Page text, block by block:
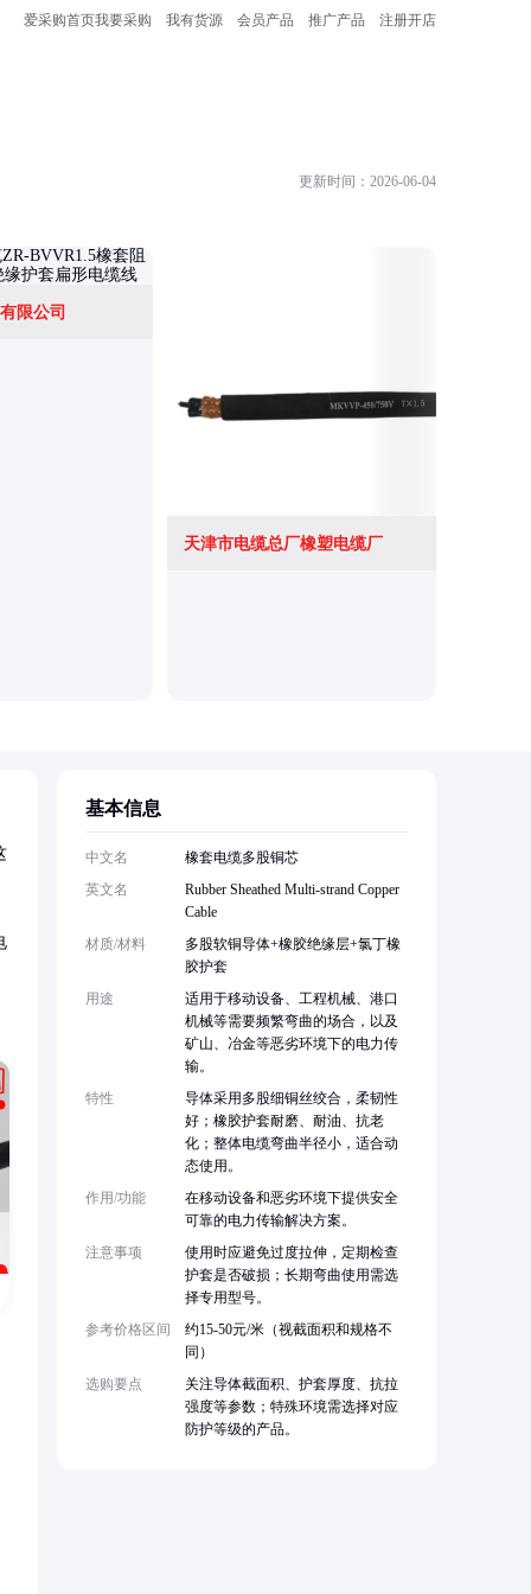
爱采购首页我要采购 我有货源 会员产品 推广产品 注册开店
更新时间：2026-06-04
限公司
天津市电缆总厂橡塑电缆厂
基本信息
中文名
橡套电缆多股铜芯
英文名
Rubber Sheathed Multi-strand Copper
Cable
材质/材料
多股软铜导体+橡胶绝缘层+氯丁橡
胶护套
用途
适用于移动设备、工程机械、港口
机械等需要频繁弯曲的场合，以及
矿山、冶金等恶劣环境下的电力传
输。
特性
导体采用多股细铜丝绞合，柔韧性
好；橡胶护套耐磨、耐油、抗老
化；整体电缆弯曲半径小，适合动
态使用。
作用/功能
在移动设备和恶劣环境下提供安全
可靠的电力传输解决方案。
注意事项
使用时应避免过度拉伸，定期检查
护套是否破损；长期弯曲使用需选
择专用型号。
参考价格区间
约15-50元/米（视截面积和规格不
同）
选购要点
关注导体截面积、护套厚度、抗拉
强度等参数；特殊环境需选择对应
防护等级的产品。